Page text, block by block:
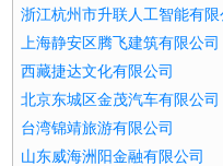
浙江杭州市升联人工智能有限
上海静安区腾飞建筑有限公司
西藏捷达文化有限公司
北京东城区金茂汽车有限公司
台湾锦靖旅游有限公司
山东威海洲阳金融有限公司